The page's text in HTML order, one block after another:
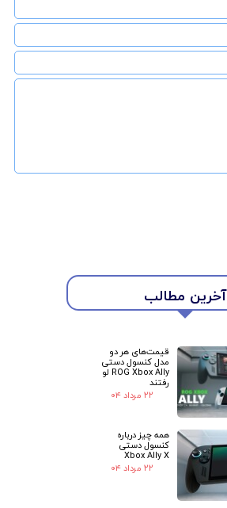
آخرین مطالب
قیمت‌های هر دو
مدل کنسول دستی
ROG Xbox Ally لو
رفتند
۲۲ مرداد ۰۴
همه چیز درباره
کنسول دستی
Xbox Ally X
۲۲ مرداد ۰۴